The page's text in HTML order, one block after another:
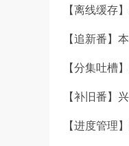
【离线缓存
【追新番】
【分集吐槽
【补旧番】
【进度管理